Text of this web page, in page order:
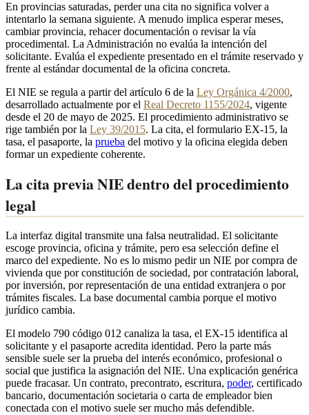
En provincias saturadas, perder una cita no significa volver a
intentarlo la semana siguiente. A menudo implica esperar meses,
cambiar provincia, rehacer documentación o revisar la vía
procedimental. La Administración no evalúa la intención del
solicitante. Evalúa el expediente presentado en el trámite reservado y
frente al estándar documental de la oficina concreta.
El NIE se regula a partir del artículo 6 de la Ley Orgánica 4/2000,
desarrollado actualmente por el Real Decreto 1155/2024, vigente
desde el 20 de mayo de 2025. El procedimiento administrativo se
rige también por la Ley 39/2015. La cita, el formulario EX-15, la
tasa, el pasaporte, la prueba del motivo y la oficina elegida deben
formar un expediente coherente.
La cita previa NIE dentro del procedimiento
legal
La interfaz digital transmite una falsa neutralidad. El solicitante
escoge provincia, oficina y trámite, pero esa selección define el
marco del expediente. No es lo mismo pedir un NIE por compra de
vivienda que por constitución de sociedad, por contratación laboral,
por inversión, por representación de una entidad extranjera o por
trámites fiscales. La base documental cambia porque el motivo
jurídico cambia.
El modelo 790 código 012 canaliza la tasa, el EX-15 identifica al
solicitante y el pasaporte acredita identidad. Pero la parte más
sensible suele ser la prueba del interés económico, profesional o
social que justifica la asignación del NIE. Una explicación genérica
puede fracasar. Un contrato, precontrato, escritura, poder, certificado
bancario, documentación societaria o carta de empleador bien
conectada con el motivo suele ser mucho más defendible.